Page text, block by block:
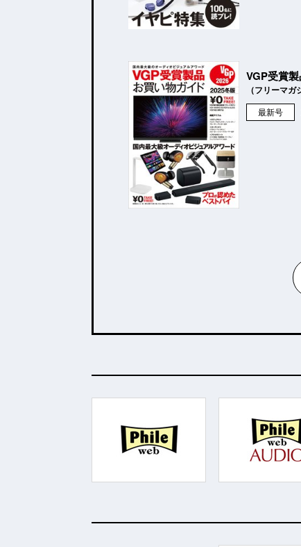
VGP受賞
（フリーマガ
最新号